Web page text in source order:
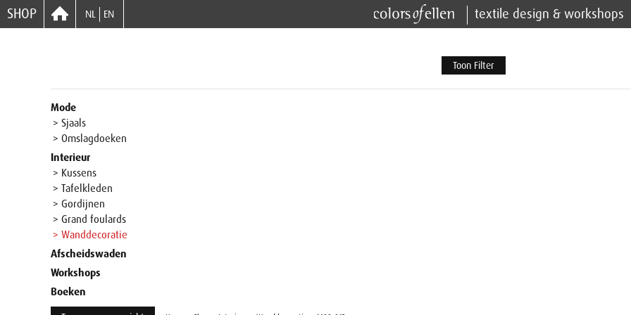
SHOP NL EN textile design & workshops
Toon Filter
Mode
> Sjaals
> Omslagdoeken
Interieur
> Kussens
> Tafelkleden
> Gordijnen
> Grand foulards
> Wanddecoratie
Afscheidswaden
Workshops
Boeken